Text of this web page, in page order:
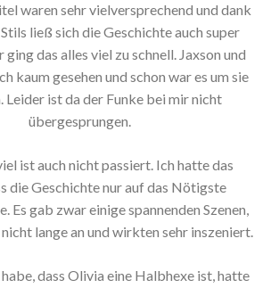
waren sehr vielversprechend und dank
ließ sich die Geschichte auch super
ging das alles viel zu schnell. Jaxson und
kaum gesehen und schon war es um sie
Leider ist da der Funke bei mir nicht
übergesprungen.
ist auch nicht passiert. Ich hatte das
die Geschichte nur auf das Nötigste
Es gab zwar einige spannenden Szenen,
lange an und wirkten sehr inszeniert.
dass Olivia eine Halbhexe ist, hatte